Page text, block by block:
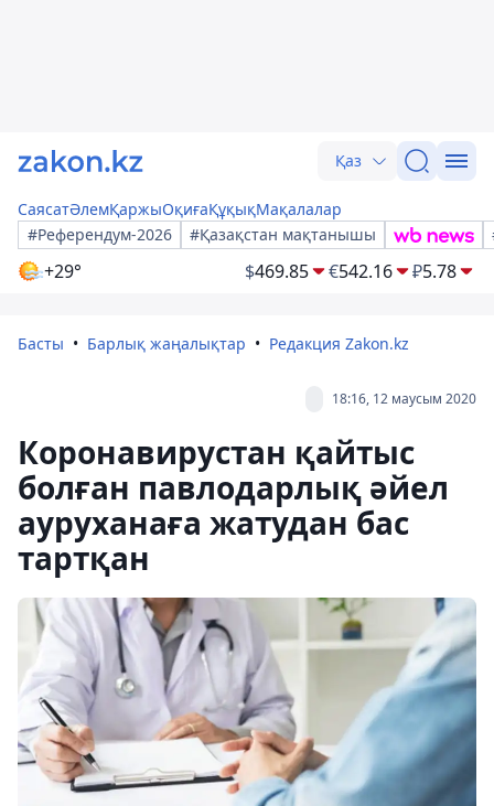
Қаз
СаясатӘлемҚаржыОқиғаҚұқықМақалалар
#Референдум-2026
#Қазақстан мақтанышы
+29° $469.85 €542.16 ₽5.78
Басты Барлық жаңалықтар Редакция Zakon.kz
18:16, 12 маусым 2020
Коронавирустан қайтыс
болған павлодарлық әйел
ауруханаға жатудан бас
тартқан